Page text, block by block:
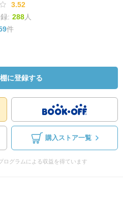
3.52
: 288人
件
に登録する
購入ストア一覧
ログラムによる収益を得ています